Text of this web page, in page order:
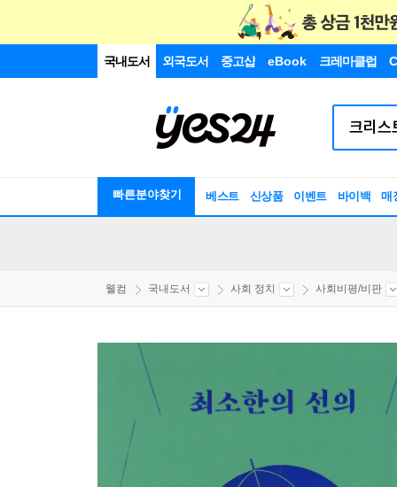
국내도서 외국도서 중고샵 eBook 크레마클럽
빠른분야찾기 베스트 신상품 이벤트 바이백 매
웰컴 국내도서 사회 정치 사회비평/비판